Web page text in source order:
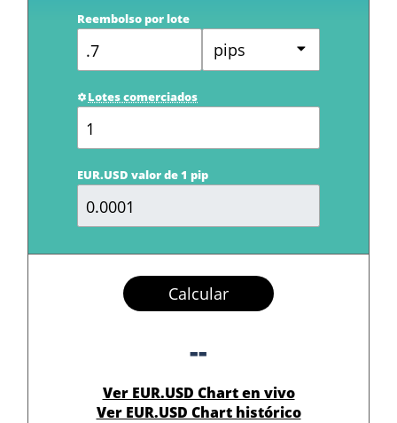
Reembolso por lote
pips
Lotes comerciados
EUR.USD valor de 1 pip
Calcular
--
Ver EUR.USD Chart en vivo
Ver EUR.USD Chart histórico